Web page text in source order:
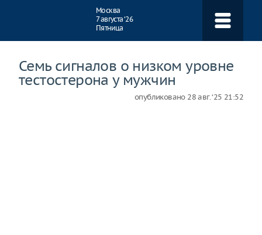
Москва
7 августа ‘26
Пятница
Семь сигналов о низком уровне
тестостерона у мужчин
опубликовано 28 авг. ‘25 21:52